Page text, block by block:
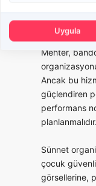
Uygula
program
animatör
Mehter,
Ancak bu
güçlendiren
performans
planlanmalıdır.
Sünnet
çocuk
görsellerine,